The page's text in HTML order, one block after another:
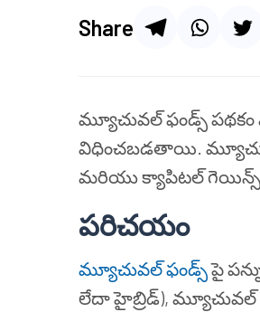
Share
మ్యూచువల్ ఫండ్స్
విధించబడతాయి.
మరియు క్యాపిటల్ గెయిన్స్
పరిచయం
మ్యూచువల్ ఫండ్స్పై
లేదా హైబ్రిడ్),